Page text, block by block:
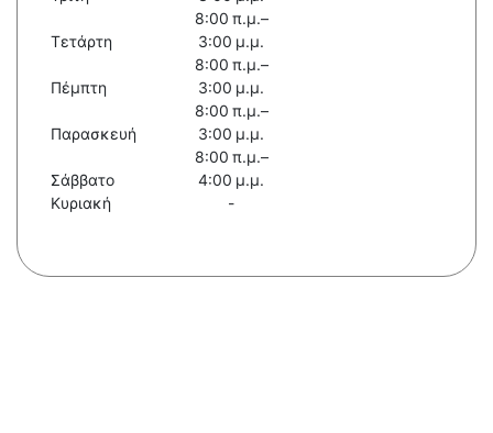
Τετάρτη
8:00 π.μ.–
3:00 μ.μ.
Πέμπτη
8:00 π.μ.–
3:00 μ.μ.
Παρασκευή
8:00 π.μ.–
3:00 μ.μ.
Σάββατο
8:00 π.μ.–
4:00 μ.μ.
Κυριακή
-